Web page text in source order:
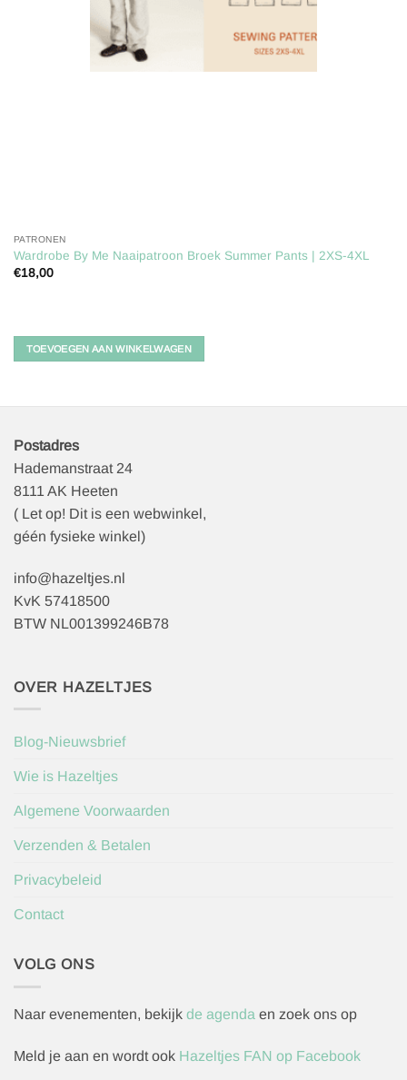
PATRONEN
Wardrobe By Me Naaipatroon Broek Summer Pants | 2XS-4XL
€18,00
TOEVOEGEN AAN WINKELWAGEN
Postadres
Hademanstraat 24
8111 AK Heeten
( Let op! Dit is een webwinkel,
géén fysieke winkel)
info@hazeltjes.nl
KvK 57418500
BTW NL001399246B78
OVER HAZELTJES
Blog-Nieuwsbrief
Wie is Hazeltjes
Algemene Voorwaarden
Verzenden & Betalen
Privacybeleid
Contact
VOLG ONS
Naar evenementen, bekijk de agenda en zoek ons op
Meld je aan en wordt ook Hazeltjes FAN op Facebook